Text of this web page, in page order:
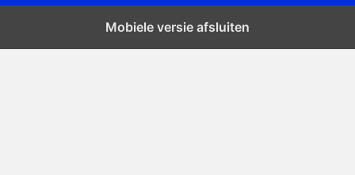
Mobiele versie afsluiten